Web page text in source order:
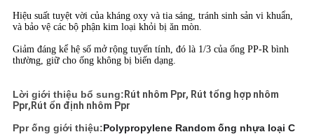
Hiệu suất tuyệt vời của kháng oxy và tia sáng, tránh sinh sản vi khuẩn,
và bảo vệ các bộ phận kim loại khỏi bị ăn mòn.
Giảm đáng kể hệ số mở rộng tuyến tính, đó là 1/3 của ống PP-R bình
thường, giữ cho ống không bị biến dạng.
Lời giới thiệu bổ sung: Rút nhôm Ppr, Rút tổng hợp nhôm
Ppr,Rút ổn định nhôm Ppr
Ppr ống giới thiệu:Polypropylene Random ống nhựa loại C